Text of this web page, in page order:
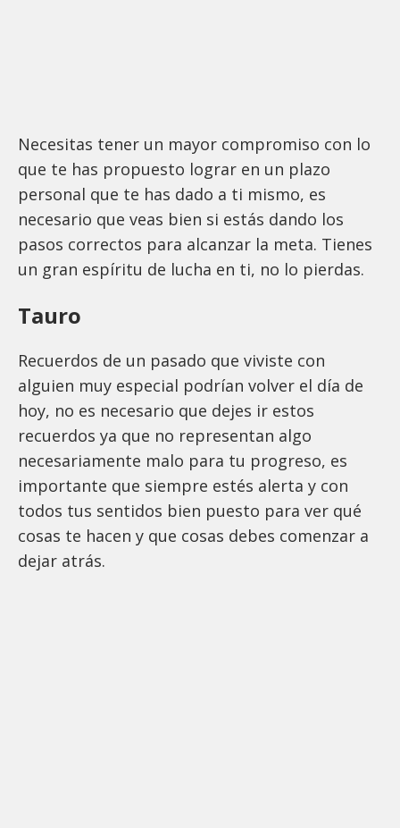
Necesitas tener un mayor compromiso con lo
que te has propuesto lograr en un plazo
personal que te has dado a ti mismo, es
necesario que veas bien si estás dando los
pasos correctos para alcanzar la meta. Tienes
un gran espíritu de lucha en ti, no lo pierdas.
Tauro
Recuerdos de un pasado que viviste con
alguien muy especial podrían volver el día de
hoy, no es necesario que dejes ir estos
recuerdos ya que no representan algo
necesariamente malo para tu progreso, es
importante que siempre estés alerta y con
todos tus sentidos bien puesto para ver qué
cosas te hacen y que cosas debes comenzar a
dejar atrás.